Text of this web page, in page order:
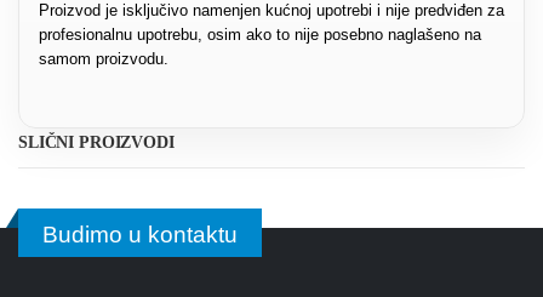
Proizvod je isključivo namenjen kućnoj upotrebi i nije predviđen za
profesionalnu upotrebu, osim ako to nije posebno naglašeno na
samom proizvodu.
SLIČNI PROIZVODI
Budimo u kontaktu